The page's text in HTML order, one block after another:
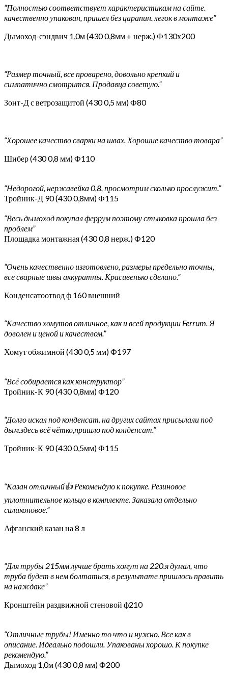
“Полностью соответствует характеристикам на сайте.
качественно упакован, пришел без царапин. легок в монтаже”
Дымоход-сэндвич 1,0м (430 0,8мм + нерж.) Ф130х200
“Размер точный, все проварено, довольно крепкий и
симпатично смотрится. Продавца советую.”
Зонт-Д с ветрозащитой (430 0,5 мм) Ф80
“Хорошее качество сварки на швах. Хорошие качество товара”
Шибер (430 0,8 мм) Ф110
“Недорогой, нержавейка 0,8, просмотрим сколько прослужит.”
Тройник-Д 90 (430 0,8мм) Ф115
“Весь дымоход покупал феррум поэтому стыковка прошла без
проблем”
Площадка монтажная (430 0,8 нерж.) Ф120
“Очень качественно изготовлено, размеры предельно точны,
все сварные швы аккуратны. Красивенько сделано.”
Конденсатоотвод ф 160 внешний
“Качество хомутов отличное, как и всей продукции Ferrum. Я
доволен и ценой и качеством.”
Хомут обжимной (430 0,5 мм) Ф197
“Всё собирается как конструктор”
Тройник-К 90 (430 0,8мм) Ф120
“Долго искал под конденсат. на других сайтах присылали под
дым.здесь всё чётко,пришло под конденсат.”
Тройник-К 90 (430 0,5мм) Ф115
“Казан отличный👍 Рекомендую к покупке. Резиновое
уплотнительное кольцо в комплекте. Заказала отдельно
силиконовое.”
Афганский казан на 8 л
“Для трубы 215мм лучше брать хомут на 220.я думал, что
труба будет в нем болтаться, в результате пришлось править
на наждаке”
Кронштейн раздвижной стеновой ф210
“Отличные трубы! Именно то что и нужно. Все как в
описание. Идеально подошли. Упакованы хорошо. К покупке
рекомендую.”
Дымоход 1,0м (430 0,8 мм) Ф200